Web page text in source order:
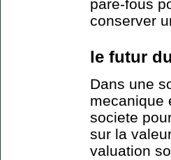
pare-fous
conserver
le futur
Dans une
mecanique
societe
sur la
valuation